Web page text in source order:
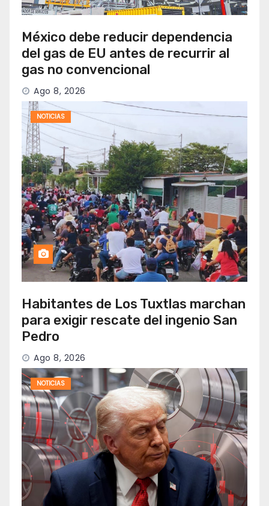
México debe reducir dependencia
del gas de EU antes de recurrir al
gas no convencional
Ago 8, 2026
NOTICIAS
Habitantes de Los Tuxtlas marchan
para exigir rescate del ingenio San
Pedro
Ago 8, 2026
NOTICIAS